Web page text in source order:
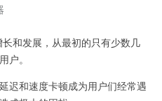
和发展，从最初的只有少数几
户。
和速度卡顿成为用户们经常遇